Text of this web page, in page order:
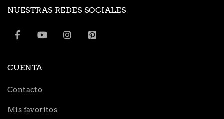
NUESTRAS REDES SOCIALES
CUENTA
Contacto
Mis favoritos